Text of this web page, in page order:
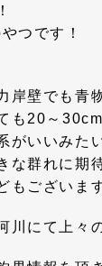
つです！
岸壁でも青
も20～
がいいみた
な群れに期
もございま
川にて上々